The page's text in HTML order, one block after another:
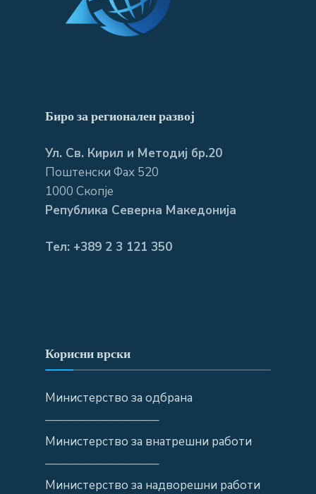
Биро за регионален развој
Ул. Св. Кирил и Методиј бр.20
Поштенски Фах 520
1000 Скопје
Република Северна Македонија
Тел: +389 2 3 121 350
Корисни врски
Министерство за одбрана
—————————–
Министерство за внатрешни работи
—————————–
Министерство за надворешни работи